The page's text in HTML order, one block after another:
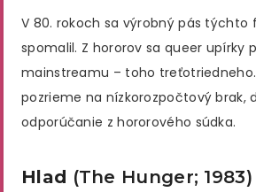
V 80. rokoch sa výrobný pás týchto
spomalil. Z hororov sa queer upírky
mainstreamu – toho treťotriedneho.
pozrieme na nízkorozpočtový brak,
odporúčanie z hororového súdka.
Hlad (The Hunger; 1983)